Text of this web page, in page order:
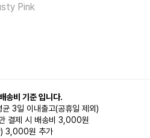
Pink
송비 기준 입니다.
3일 이내출고(공휴일 제외)
결제 시 배송비 3,000원
) 3,000원 추가